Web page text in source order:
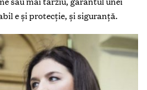
e și protecție, și siguranță.